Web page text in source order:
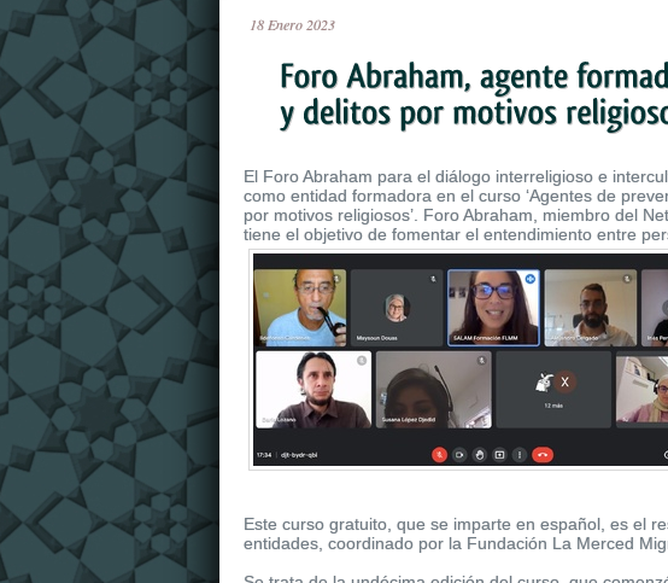
18 Enero 2023
El Foro Abraham para el diálogo interreligioso e
como entidad formadora en el curso ‘Agentes de
por motivos religiosos’. Foro Abraham, miembro del
tiene el objetivo de fomentar el entendimiento entre
Este curso gratuito, que se imparte en español, es el
entidades, coordinado por la Fundación La Merced